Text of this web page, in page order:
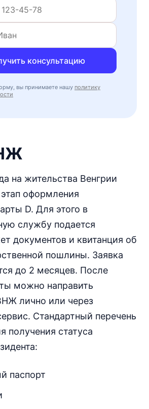
консультацию
вы принимаете нашу политику
на жительства Венгрии
оформления
D. Для этого в
службу подается
документов и квитанция об
пошлины. Заявка
до 2 месяцев. После
можно направить
лично или через
Стандартный перечень
получения статуса
паспорт